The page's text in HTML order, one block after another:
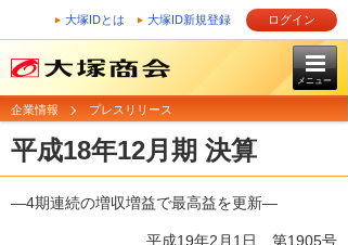
大塚IDとは 大塚ID新規登録 ログイン
メニュー
企業情報 プレスリリース
平成18年12月期 決算
―4期連続の増収増益で最高益を更新―
平成19年2月1日 第1905号